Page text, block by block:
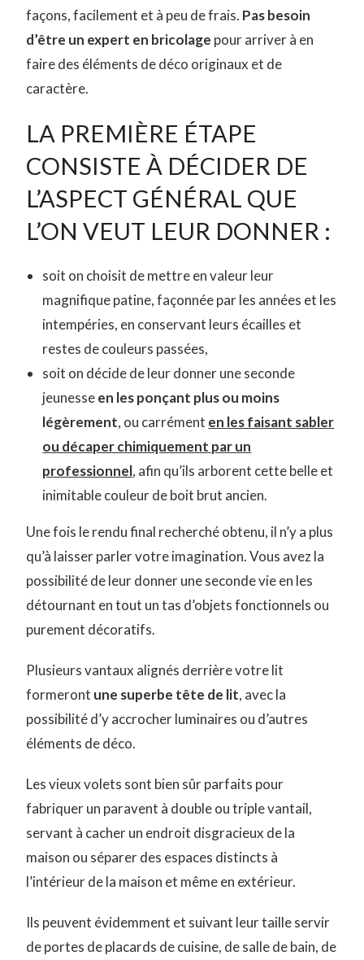
façons, facilement et à peu de frais. Pas besoin
d’être un expert en bricolage pour arriver à en
faire des éléments de déco originaux et de
caractère.
LA PREMIÈRE ÉTAPE
CONSISTE À DÉCIDER DE
L’ASPECT GÉNÉRAL QUE
L’ON VEUT LEUR DONNER :
soit on choisit de mettre en valeur leur
magnifique patine, façonnée par les années et les
intempéries, en conservant leurs écailles et
restes de couleurs passées,
soit on décide de leur donner une seconde
jeunesseen les ponçant plus ou moins
légèrement, ou carrément en les faisant sabler
ou décaper chimiquement par un
professionnel, afin qu’ils arborent cette belle et
inimitable couleur de boit brut ancien.
Une fois le rendu final recherché obtenu, il n’y a plus
qu’à laisser parler votre imagination. Vous avez la
possibilité de leur donner une seconde vie en les
détournant en tout un tas d’objets fonctionnels ou
purement décoratifs.
Plusieurs vantaux alignés derrière votre lit
formeront une superbe tête de lit, avec la
possibilité d’y accrocher luminaires ou d’autres
éléments de déco.
Les vieux volets sont bien sûr parfaits pour
fabriquer un paravent à double ou triple vantail,
servant à cacher un endroit disgracieux de la
maison ou séparer des espaces distincts à
l’intérieur de la maison et même en extérieur.
Ils peuvent évidemment et suivant leur taille servir
de portes de placards de cuisine, de salle de bain, de